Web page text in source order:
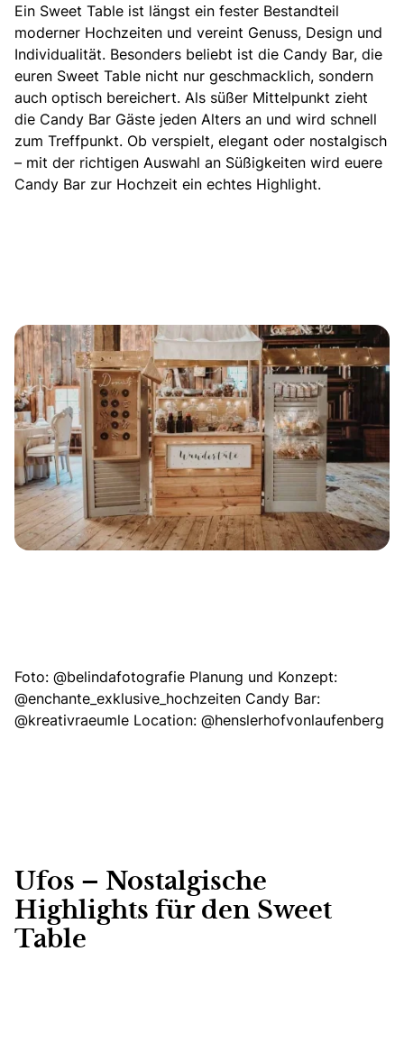
Ein Sweet Table ist längst ein fester Bestandteil
moderner Hochzeiten und vereint Genuss, Design und
Individualität. Besonders beliebt ist die Candy Bar, die
euren Sweet Table nicht nur geschmacklich, sondern
auch optisch bereichert. Als süßer Mittelpunkt zieht
die Candy Bar Gäste jeden Alters an und wird schnell
zum Treffpunkt. Ob verspielt, elegant oder nostalgisch
– mit der richtigen Auswahl an Süßigkeiten wird euere
Candy Bar zur Hochzeit ein echtes Highlight.
Foto: @belindafotografie Planung und Konzept:
@enchante_exklusive_hochzeiten Candy Bar:
@kreativraeumle Location: @henslerhofvonlaufenberg
Ufos – Nostalgische
Highlights für den Sweet
Table